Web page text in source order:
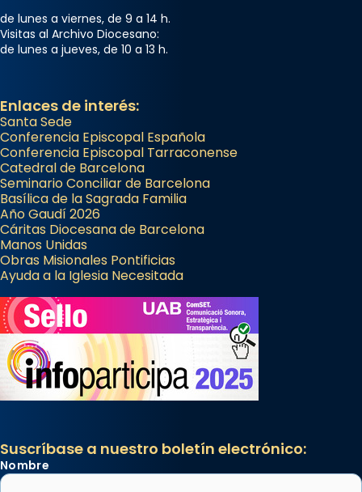
de lunes a viernes, de 9 a 14 h.
Visitas al Archivo Diocesano:
de lunes a jueves, de 10 a 13 h.
Enlaces de interés:
Santa Sede
Conferencia Episcopal Española
Conferencia Episcopal Tarraconense
Catedral de Barcelona
Seminario Conciliar de Barcelona
Basílica de la Sagrada Familia
Año Gaudí 2026
Cáritas Diocesana de Barcelona
Manos Unidas
Obras Misionales Pontificias
Ayuda a la Iglesia Necesitada
Suscríbase a nuestro boletín electrónico:
Nombre